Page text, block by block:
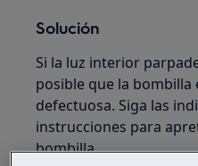
Solución
Si la luz interior
posible que la bombilla
defectuosa. Siga las
instrucciones para
bombilla.